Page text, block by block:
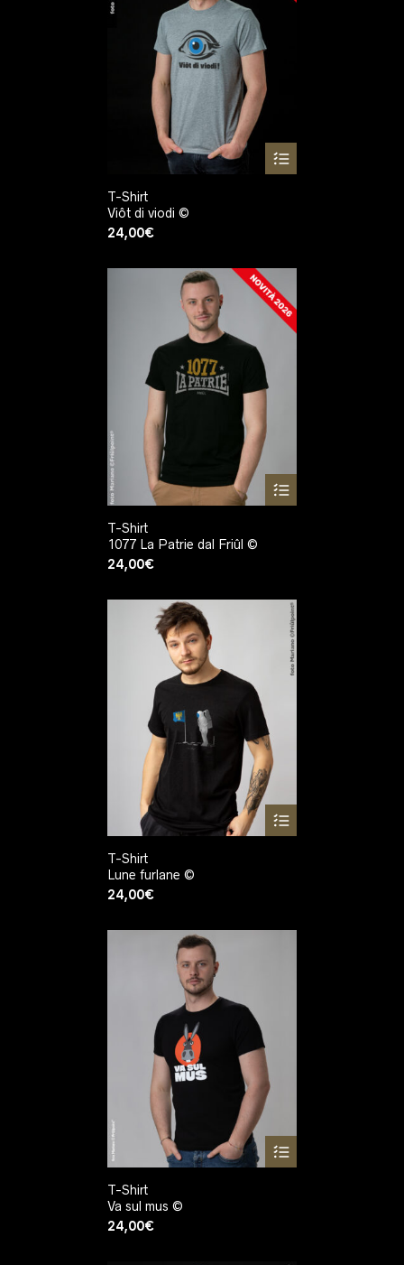
T-Shirt
Viôt di viodi ©
24,00€
T-Shirt
1077 La Patrie dal Friûl ©
24,00€
T-Shirt
Lune furlane ©
24,00€
T-Shirt
Va sul mus ©
24,00€